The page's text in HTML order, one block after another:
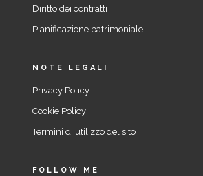
Diritto dei contratti
Pianificazione patrimoniale
NOTE LEGALI
Privacy Policy
Cookie Policy
Termini di utilizzo del sito
FOLLOW ME